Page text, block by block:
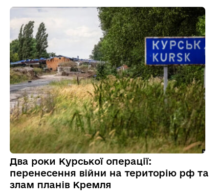
Два роки Курської операції:
перенесення війни на територію рф та
злам планів Кремля